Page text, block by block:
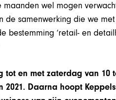
wel mogen
de samenwerking die we
bestemming ‘retail- en
en met zaterdag van 10
Daarna hoopt